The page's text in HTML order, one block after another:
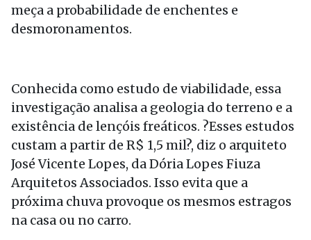
meça a probabilidade de enchentes e
desmoronamentos.
Conhecida como estudo de viabilidade, essa
investigação analisa a geologia do terreno e a
existência de lençóis freáticos. ?Esses estudos
custam a partir de R$ 1,5 mil?, diz o arquiteto
José Vicente Lopes, da Dória Lopes Fiuza
Arquitetos Associados. Isso evita que a
próxima chuva provoque os mesmos estragos
na casa ou no carro.